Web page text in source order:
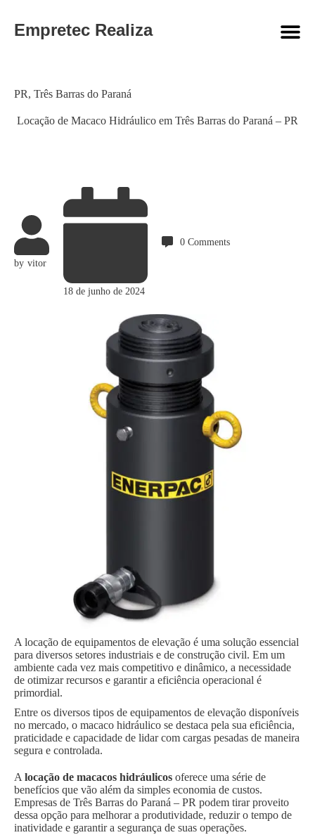
Empretec Realiza
Locação de Macaco Hidráulico em Três Barras do Paraná – PR
Category
PR, Três Barras do Paraná
by vitor
18 de junho de 2024
0 Comments
A locação de equipamentos de elevação é uma solução essencial
para diversos setores industriais e de construção civil. Em um
ambiente cada vez mais competitivo e dinâmico, a necessidade
de otimizar recursos e garantir a eficiência operacional é
primordial.
Entre os diversos tipos de equipamentos de elevação disponíveis
no mercado, o macaco hidráulico se destaca pela sua eficiência,
praticidade e capacidade de lidar com cargas pesadas de maneira
segura e controlada.
A locação de macacos hidráulicos oferece uma série de
benefícios que vão além da simples economia de custos.
Empresas de Três Barras do Paraná – PR podem tirar proveito
dessa opção para melhorar a produtividade, reduzir o tempo de
inatividade e garantir a segurança de suas operações.